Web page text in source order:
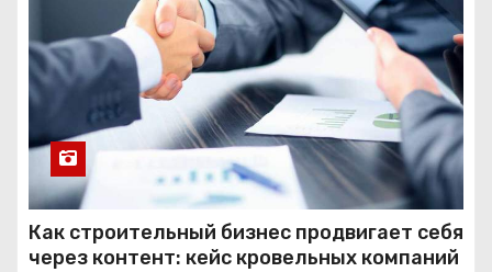
Как строительный бизнес продвигает себя
через контент: кейс кровельных компаний